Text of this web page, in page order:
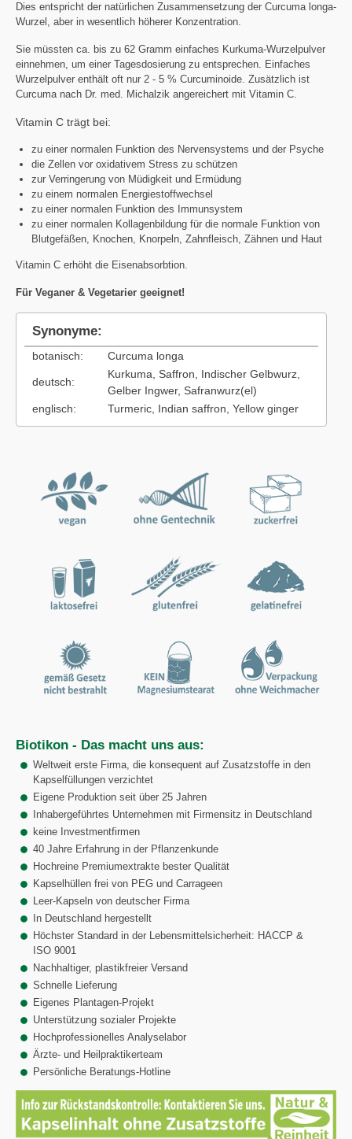
Dies entspricht der natürlichen Zusammensetzung der Curcuma longa-
Wurzel, aber in wesentlich höherer Konzentration.
Sie müssten ca. bis zu 62 Gramm einfaches Kurkuma-Wurzelpulver
einnehmen, um einer Tagesdosierung zu entsprechen. Einfaches
Wurzelpulver enthält oft nur 2 - 5 % Curcuminoide. Zusätzlich ist
Curcuma nach Dr. med. Michalzik angereichert mit Vitamin C.
Vitamin C trägt bei:
zu einer normalen Funktion des Nervensystems und der Psyche
die Zellen vor oxidativem Stress zu schützen
zur Verringerung von Müdigkeit und Ermüdung
zu einem normalen Energiestoffwechsel
zu einer normalen Funktion des Immunsystem
zu einer normalen Kollagenbildung für die normale Funktion von
Blutgefäßen, Knochen, Knorpeln, Zahnfleisch, Zähnen und Haut
Vitamin C erhöht die Eisenabsorbtion.
Für Veganer & Vegetarier geeignet!
Synonyme:
botanisch: Curcuma longa
deutsch:
Kurkuma, Saffron, Indischer Gelbwurz,
Gelber Ingwer, Safranwurz(el)
englisch:
Turmeric, Indian saffron, Yellow ginger
Biotikon - Das macht uns aus:
Weltweit erste Firma, die konsequent auf Zusatzstoffe in den
Kapselfüllungen verzichtet
Eigene Produktion seit über 25 Jahren
Inhabergeführtes Unternehmen mit Firmensitz in Deutschland
keine Investmentfirmen
40 Jahre Erfahrung in der Pflanzenkunde
Hochreine Premiumextrakte bester Qualität
Kapselhüllen frei von PEG und Carrageen
Leer-Kapseln von deutscher Firma
In Deutschland hergestellt
Höchster Standard in der Lebensmittelsicherheit: HACCP &
ISO 9001
Nachhaltiger, plastikfreier Versand
Schnelle Lieferung
Eigenes Plantagen-Projekt
Unterstützung sozialer Projekte
Hochprofessionelles Analyselabor
Ärzte- und Heilpraktikerteam
Persönliche Beratungs-Hotline